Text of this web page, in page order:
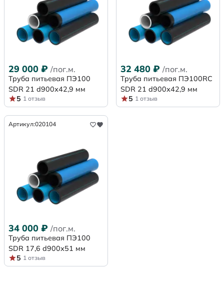
29 000 ₽ /пог.м.
Труба питьевая ПЭ100
SDR 21 d900х42,9 мм
5 1 отзыв
32 480 ₽ /пог.м.
Труба питьевая ПЭ100RC
SDR 21 d900х42,9 мм
5 1 отзыв
Артикул:020104
34 000 ₽ /пог.м.
Труба питьевая ПЭ100
SDR 17,6 d900х51 мм
5 1 отзыв